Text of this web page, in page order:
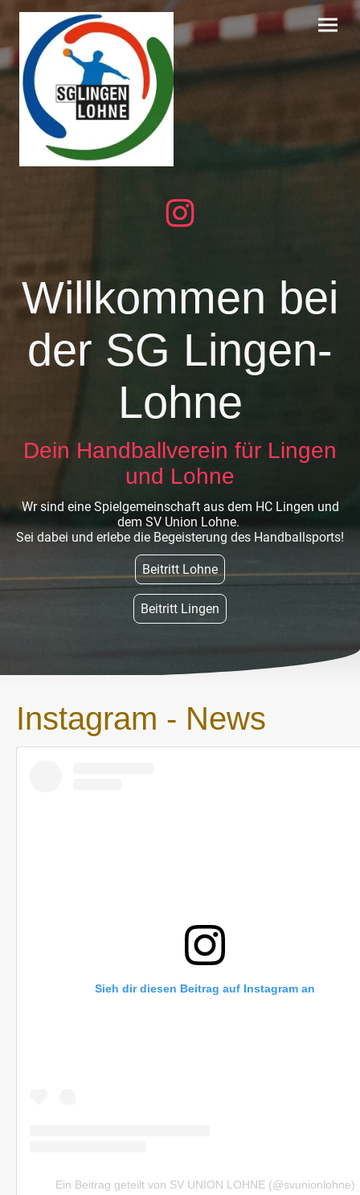
Willkommen bei
der SG Lingen-
Lohne
Dein Handballverein für Lingen
und Lohne
Wr sind eine Spielgemeinschaft aus dem HC Lingen und
dem SV Union Lohne.
Sei dabei und erlebe die Begeisterung des Handballsports!
Beitritt Lohne
Beitritt Lingen
Instagram - News
Sieh dir diesen Beitrag auf Instagram an
Ein Beitrag geteilt von SV UNION LOHNE (@svunionlohne)